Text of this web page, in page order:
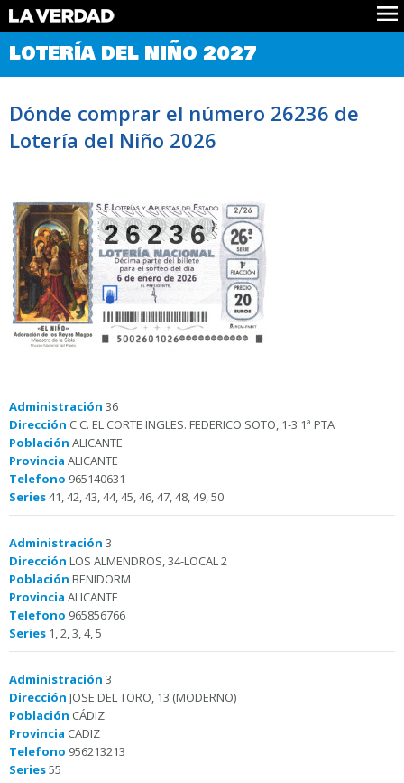
Comprobar Loteria del Niño
Premios
Noticias
Datos
LOTERÍA DEL NIÑO 2027
Dónde comprar el número 26236 de
Lotería del Niño 2026
26236
Administración 36
Dirección C.C. EL CORTE INGLES. FEDERICO SOTO, 1-3 1ª PTA
Población ALICANTE
Provincia ALICANTE
Telefono 965140631
Series41, 42, 43, 44, 45, 46, 47, 48, 49, 50
Administración 3
Dirección LOS ALMENDROS, 34-LOCAL 2
Población BENIDORM
Provincia ALICANTE
Telefono 965856766
Series 1, 2, 3, 4, 5
Administración 3
Dirección JOSE DEL TORO, 13 (MODERNO)
Población CÁDIZ
Provincia CADIZ
Telefono 956213213
Series55